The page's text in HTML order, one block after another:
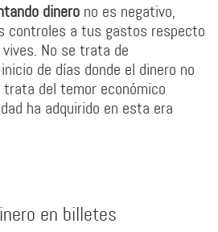
dinero no es negativo,
controles a tus gastos respecto
No se trata de
de días donde el dinero no
del temor económico
ha adquirido en esta era
en billetes